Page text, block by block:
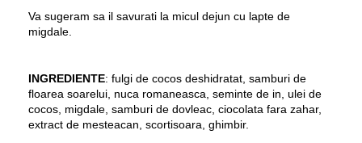
Va sugeram sa il savurati la micul dejun cu lapte de
migdale.
INGREDIENTE: fulgi de cocos deshidratat, samburi de
floarea soarelui, nuca romaneasca, seminte de in, ulei de
cocos, migdale, samburi de dovleac, ciocolata fara zahar,
extract de mesteacan, scortisoara, ghimbir.